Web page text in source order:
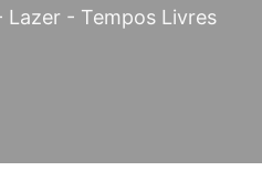
- Tempos Livres